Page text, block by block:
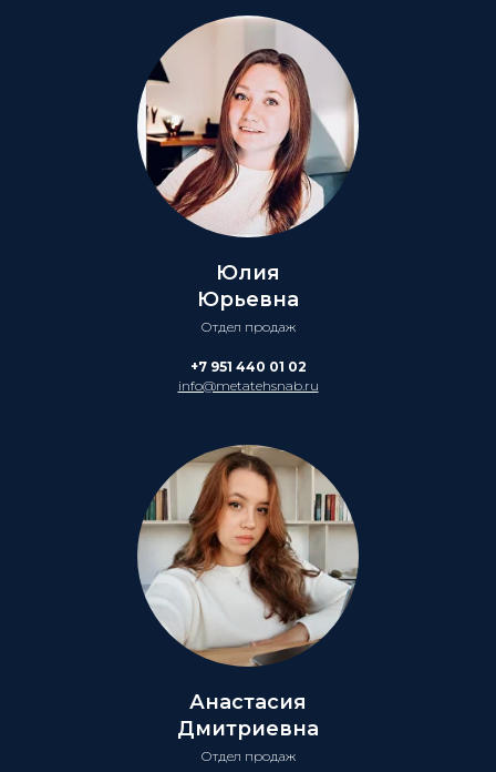
Юлия
Юрьевна
Отдел продаж
+7 951 440 01 02
info@metatehsnab.ru
Анастасия
Дмитриевна
Отдел продаж